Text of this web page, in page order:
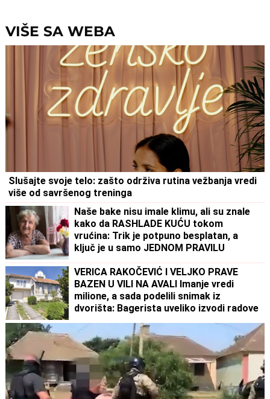
VIŠE SA WEBA
Slušajte svoje telo: zašto održiva rutina vežbanja vredi
više od savršenog treninga
Naše bake nisu imale klimu, ali su znale
kako da RASHLADE KUĆU tokom
vrućina: Trik je potpuno besplatan, a
ključ je u samo JEDNOM PRAVILU
VERICA RAKOČEVIĆ I VELJKO PRAVE
BAZEN U VILI NA AVALI Imanje vredi
milione, a sada podelili snimak iz
dvorišta: Bagerista uveliko izvodi radove
(Video)